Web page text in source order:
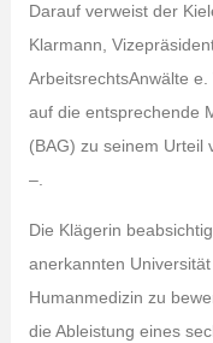
Darauf verweist der
Klarmann,
ArbeitsrechtsAnwälte
auf die entsprechende
(BAG) zu seinem Urteil
–.
Die Klägerin
anerkannten
Humanmedizin zu
die Ableistung eines